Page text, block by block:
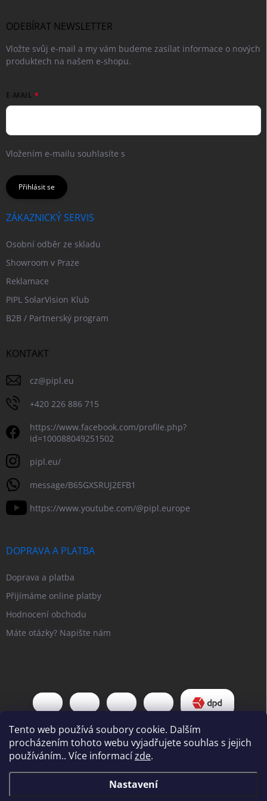
Tento web používá soubory cookie. Dalším
procházením tohoto webu vyjadřujete souhlas s jejich
používáním.. Více informacízde.
Nastavení
ODEBÍRAT NEWSLETTER
Vložte svůj e-mail a my vám budeme zasílat informace o nových
produktech na našem e-shopu.
E-MAIL
Vložením e-mailu souhlasíte s
Přihlásit se
ZÁKAZNICKÝ SERVIS
Osobní odběr ze skladu
Showroom v Praze
Reklamace
PIPL SolarVision Klub
B2B / Partnerský program
KONTAKT
cz@pipl.eu
+420 226 886 715
https://www.facebook.com/profile.php?
id=100088049251502
pipl.eu/
message/B65GXSRUJ2EFB1
https://www.youtube.com/@pipl.europe
DOPRAVA A PLATBA
Doprava a platba
Přijímáme online platby
Hodnocení obchodu
Máte otázky? Napište nám
cookies